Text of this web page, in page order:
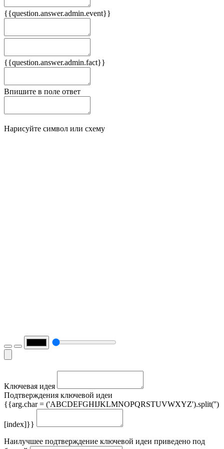
{{question.answer.admin.event}}
{{question.answer.admin.fact}}
Впишите в поле ответ
Нарисуйте символ или схему
Ключевая идея
Подтверждения ключевой идеи
{{arg.char = ('ABCDEFGHIJKLMNOPQRSTUVWXYZ').split('')
[index]}}
Наилучшее подтверждение ключевой идеи приведено под